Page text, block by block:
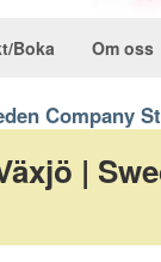
Boka Om oss
Company
|